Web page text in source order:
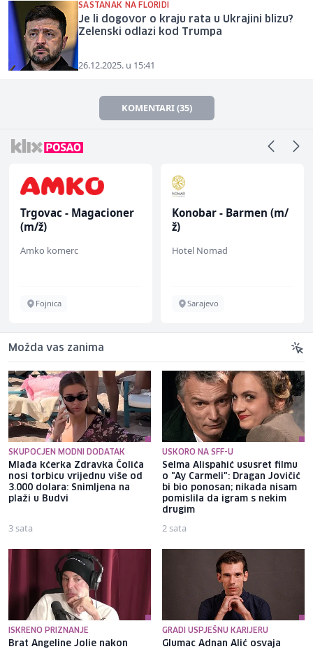
SASTANAK NA FLORIDI
Je li dogovor o kraju rata u Ukrajini blizu?
Zelenski odlazi kod Trumpa
26.12.2025. u 15:41
KOMENTARI (35)
Trgovac - Magacioner
(m/ž)
Amko komerc
Fojnica
Konobar - Barmen (m/
ž)
Hotel Nomad
Sarajevo
Možda vas zanima
SKUPOCJEN MODNI DODATAK
Mlađa kćerka Zdravka Čolića
nosi torbicu vrijednu više od
3.000 dolara: Snimljena na
plaži u Budvi
3 sata
USKORO NA SFF-U
Selma Alispahić ususret filmu
o "Ay Carmeli": Dragan Jovičić
bi bio ponosan; nikada nisam
pomislila da igram s nekim
drugim
2 sata
ISKRENO PRIZNANJE
Brat Angeline Jolie nakon
GRADI USPJEŠNU KARIJERU
Glumac Adnan Alić osvaja